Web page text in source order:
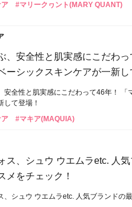
#マリークヮント(MARY QUANT)
、安全性と肌実感にこだわ
ーシックスキンケアが一新し
安全性と肌実感にこだわって46年！ 「
して登場！
#マキア(MAQUIA)
ス、シュウ ウエムラetc. 人
メをチェック！
、シュウ ウエムラetc. 人気ブランドの